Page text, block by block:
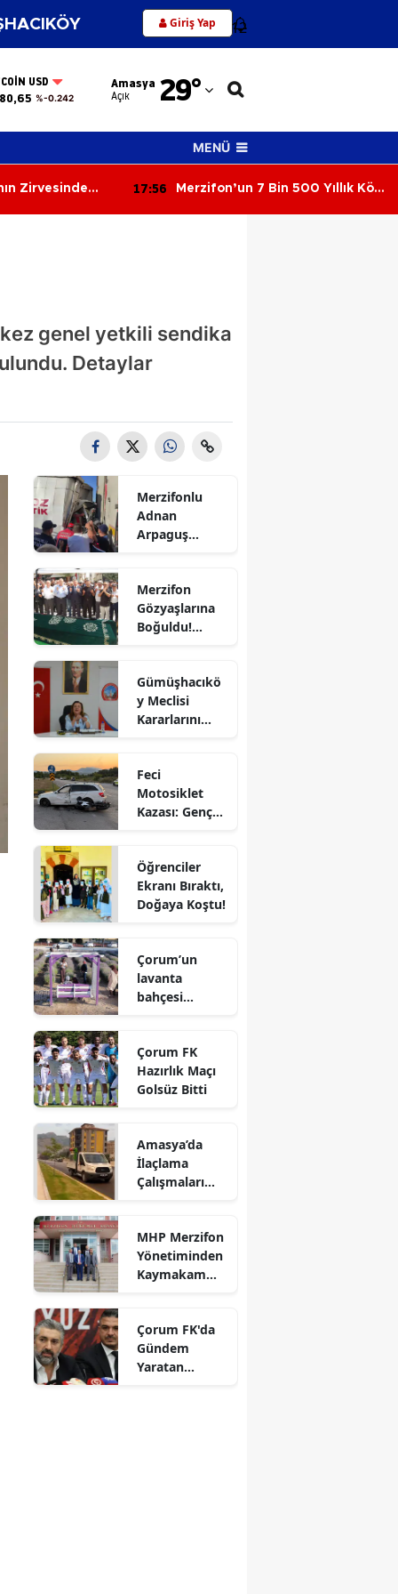
Giriş Yap 12
USD
%-0.242
Amasya
Açık 29°
Adana
Adıyaman
Ağrı
Amasya
Aydın
Bilecik
Bingöl
Bitlis
Bolu
Bursa
Çanakkale
Çankırı
Çorum
Diyarbakır
Edirne
Erzincan
Eskişehir
Gaziantep
Gümüşhane
Hatay
Isparta
İstanbul
Kars
Kastamonu
MENÜ
Zirvesinde
17:56
Merzifon’un 7 Bin 500 Yıllık Köyü
kez genel yetkili sendika
Detaylar
Merzifonlu
Adnan
Arpaguş
Hayatını
Kaybetti
Merzifon
Gözyaşlarına
Boğuldu!
Son
Yolculuğuna
Uğurlandı
Gümüşhacıkö
y Meclisi
Kararlarını
Feci
Motosiklet
Kazası: Genç
Kaybetti
Öğrenciler
Ekranı Bıraktı,
Doğaya Koştu!
Çorum’un
lavanta
bahçesi
Çorum FK
Hazırlık Maçı
Golsüz Bitti
Amasya’da
İlaçlama
Çalışmaları
MHP Merzifon
Yönetiminden
Kaymakam
Ziyaret
Çorum FK'da
Gündem
Yaratan